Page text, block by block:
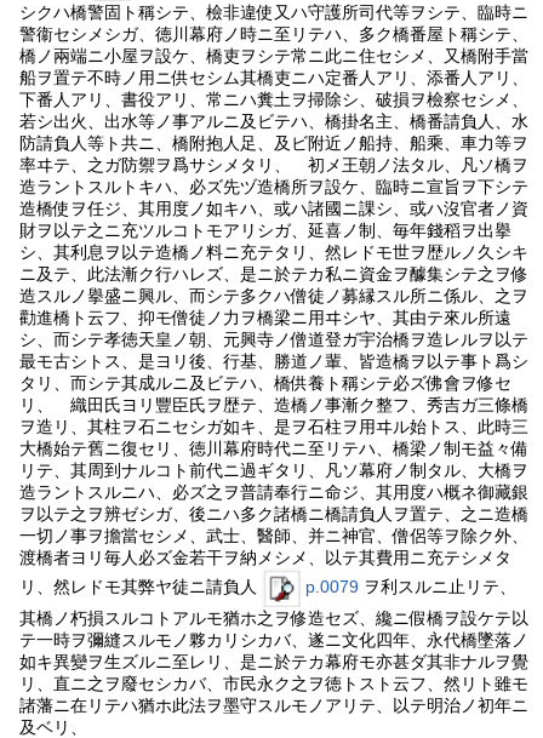
シクハ橋警固ト稱シテ、檢非違使又ハ守護所司代等ヲシテ、臨時ニ
警衞セシメシガ、徳川幕府ノ時ニ至リテハ、多ク橋番屋ト稱シテ、
橋ノ兩端ニ小屋ヲ設ケ、橋吏ヲシテ常ニ此ニ住セシメ、又橋附手當
船ヲ置テ不時ノ用ニ供セシム其橋吏ニハ定番人アリ、添番人アリ、
下番人アリ、書役アリ、常ニハ糞土ヲ掃除シ、破損ヲ檢察セシメ、
若シ出火、出水等ノ事アルニ及ビテハ、橋掛名主、橋番請負人、水
防請負人等ト共ニ、橋附抱人足、及ビ附近ノ船持、船乘、車力等ヲ
率ヰテ、之ガ防禦ヲ爲サシメタリ、 初メ王朝ノ法タル、凡ソ橋ヲ
造ラントスルトキハ、必ズ先ヅ造橋所ヲ設ケ、臨時ニ宣旨ヲ下シテ
造橋使ヲ任ジ、其用度ノ如キハ、或ハ諸國ニ課シ、或ハ沒官者ノ資
財ヲ以テ之ニ充ツルコトモアリシガ、延喜ノ制、毎年錢稻ヲ出擧
シ、其利息ヲ以テ造橋ノ料ニ充テタリ、然レドモ世ヲ歴ルノ久シキ
ニ及テ、此法漸ク行ハレズ、是ニ於テカ私ニ資金ヲ醵集シテ之ヲ修
造スルノ擧盛ニ興ル、而シテ多クハ僧徒ノ募縁スル所ニ係ル、之ヲ
勸進橋ト云フ、抑モ僧徒ノ力ヲ橋梁ニ用ヰシヤ、其由テ來ル所遠
シ、而シテ孝徳天皇ノ朝、元興寺ノ僧道登ガ宇治橋ヲ造レルヲ以テ
最モ古シトス、是ヨリ後、行基、勝道ノ輩、皆造橋ヲ以テ事ト爲シ
タリ、而シテ其成ルニ及ビテハ、橋供養ト稱シテ必ズ佛會ヲ修セ
リ、 織田氏ヨリ豐臣氏ヲ歴テ、造橋ノ事漸ク整フ、秀吉ガ三條橋
ヲ造リ、其柱ヲ石ニセシガ如キ、是ヲ石柱ヲ用ヰル始トス、此時三
大橋始テ舊ニ復セリ、徳川幕府時代ニ至リテハ、橋梁ノ制モ益々備
リテ、其周到ナルコト前代ニ過ギタリ、凡ソ幕府ノ制タル、大橋ヲ
造ラントスルニハ、必ズ之ヲ普請奉行ニ命ジ、其用度ハ概ネ御藏銀
ヲ以テ之ヲ辨ゼシガ、後ニハ多ク諸橋ニ橋請負人ヲ置テ、之ニ造橋
一切ノ事ヲ擔當セシメ、武士、醫師、并ニ神官、僧侶等ヲ除ク外、
渡橋者ヨリ毎人必ズ金若干ヲ納メシメ、以テ其費用ニ充テシメタ
リ、然レドモ其弊ヤ徒ニ請負人
p.0079 ヲ利スルニ止リテ、
其橋ノ朽損スルコトアルモ猶ホ之ヲ修造セズ、纔ニ假橋ヲ設ケテ以
テ一時ヲ彌縫スルモノ夥カリシカバ、遂ニ文化四年、永代橋墜落ノ
如キ異變ヲ生ズルニ至レリ、是ニ於テカ幕府モ亦甚ダ其非ナルヲ覺
リ、直ニ之ヲ廢セシカバ、市民永ク之ヲ徳トスト云フ、然リト雖モ
諸藩ニ在リテハ猶ホ此法ヲ墨守スルモノアリテ、以テ明治ノ初年ニ
及ベリ、